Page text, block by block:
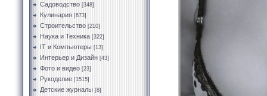
Садоводство [348]
Кулинария [673]
Строительство [210]
Наука и Техника [322]
IT и Компьютеры [13]
Интерьер и Дизайн [43]
Фото и видео [23]
Рукоделие [1515]
Детские журналы [8]